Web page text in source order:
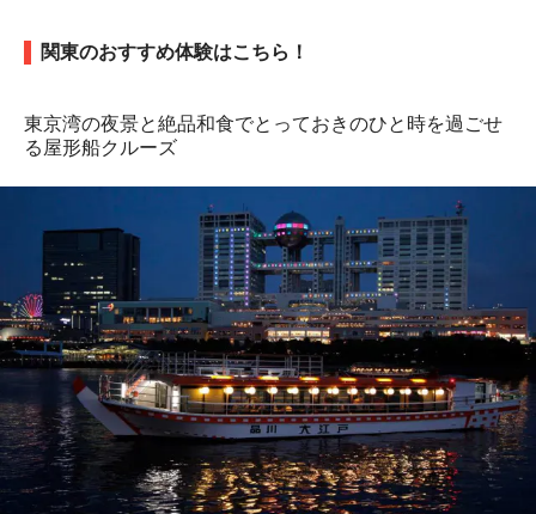
関東のおすすめ体験はこちら！
東京湾の夜景と絶品和食でとっておきのひと時を過ごせ
る屋形船クルーズ